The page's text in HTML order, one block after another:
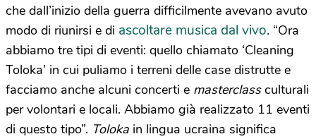
che dall’inizio della guerra difficilmente avevano avuto
modo di riunirsi e di ascoltare musica dal vivo. “Ora
abbiamo tre tipi di eventi: quello chiamato ‘Cleaning
Toloka’ in cui puliamo i terreni delle case distrutte e
facciamo anche alcuni concerti e masterclassculturali
per volontari e locali. Abbiamo già realizzato 11 eventi
di questo tipo”. Toloka in lingua ucraina significa